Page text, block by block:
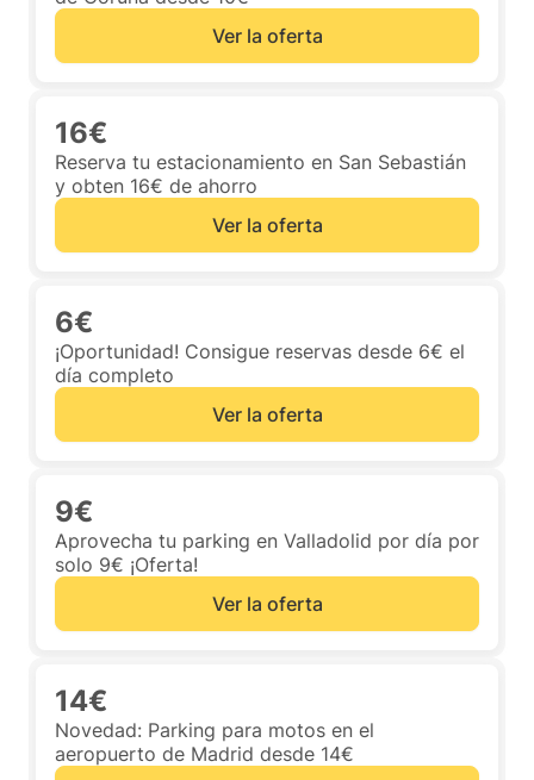
Ver la oferta
16€
Reserva tu estacionamiento en San Sebastián
y obten 16€ de ahorro
Ver la oferta
6€
¡Oportunidad! Consigue reservas desde 6€ el
día completo
Ver la oferta
9€
Aprovecha tu parking en Valladolid por día por
solo 9€ ¡Oferta!
Ver la oferta
14€
Novedad: Parking para motos en el
aeropuerto de Madrid desde 14€